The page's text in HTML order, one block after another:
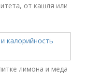
от кашля или
лимона и меда